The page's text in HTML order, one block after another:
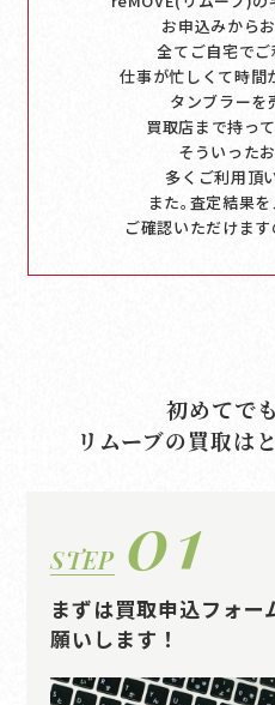
お申込みから
全てご自宅で
仕事が忙しくて時間
タンブラーを
買取店まで持っ
そういった
多くご利用頂
また｡査定結果
ご確認いただけま
初めてで
リムーブの買取は
STEP 01
まずは買取申込フォ
願いします！